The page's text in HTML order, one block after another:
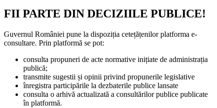
FII PARTE DIN DECIZIILE PUBLICE!
Guvernul României pune la dispoziția cetețățenilor platforma e-
consultare. Prin platformă se pot:
consulta propuneri de acte normative inițiate de administrația
publică;
transmite sugestii și opinii privind propunerile legislative
înregistra participările la dezbaterile publice lansate
consulta o arhivă actualizată a consultărilor publice publicate
în platformă.